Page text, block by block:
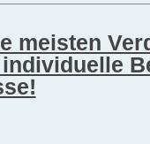
meisten